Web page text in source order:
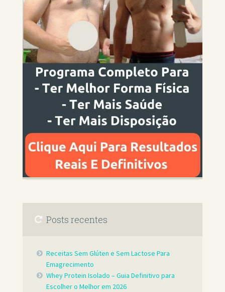
Posts recentes
Receitas Sem Glúten e Sem Lactose Para
Emagrecimento
Whey Protein Isolado – Guia Definitivo para
Escolher o Melhor em 2026